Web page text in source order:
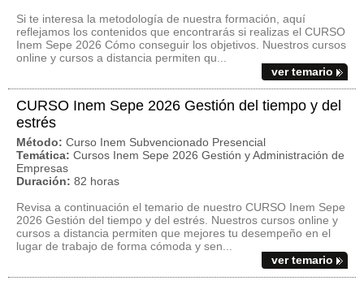
Si te interesa la metodología de nuestra formación, aquí
reflejamos los contenidos que encontrarás si realizas el CURSO
Inem Sepe 2026 Cómo conseguir los objetivos. Nuestros cursos
online y cursos a distancia permiten qu...
ver temario
CURSO Inem Sepe 2026 Gestión del tiempo y del
estrés
Método: Curso Inem Subvencionado Presencial
Temática: Cursos Inem Sepe 2026 Gestión y Administración de
Empresas
Duración: 82 horas
Revisa a continuación el temario de nuestro CURSO Inem Sepe
2026 Gestión del tiempo y del estrés. Nuestros cursos online y
cursos a distancia permiten que mejores tu desempeño en el
lugar de trabajo de forma cómoda y sen...
ver temario